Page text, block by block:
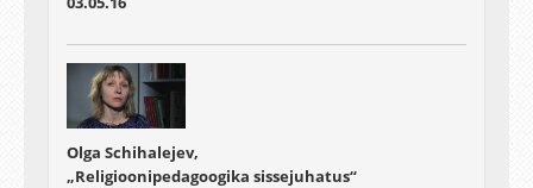
Olga Schihalejev,
„Religioonipedagoogika sissejuhatus“